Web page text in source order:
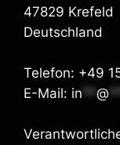
47829 Krefeld
Deutschland
Telefon: +49
E-Mail: in **@